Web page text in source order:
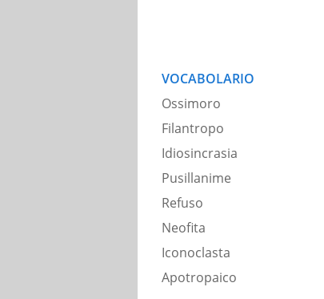
VOCABOLARIO
Ossimoro
Filantropo
Idiosincrasia
Pusillanime
Refuso
Neofita
Iconoclasta
Apotropaico